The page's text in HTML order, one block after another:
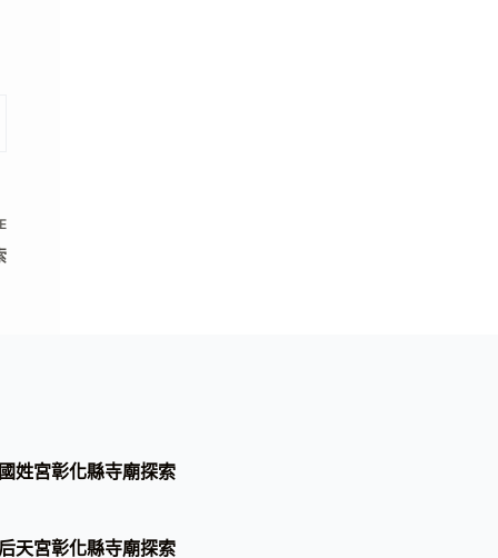
國姓宮彰化縣寺廟探索
后天宮彰化縣寺廟探索